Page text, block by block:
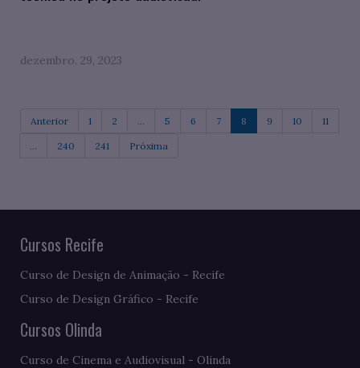
dezembro. 29, 2023
Anterior 1 2 ... 5 6 7 8 9 10 11
... 240 241 Próxima
Cursos Recife
Curso de Design de Animação - Recife
Curso de Design Gráfico - Recife
Cursos Olinda
Curso de Cinema e Audiovisual - Olinda